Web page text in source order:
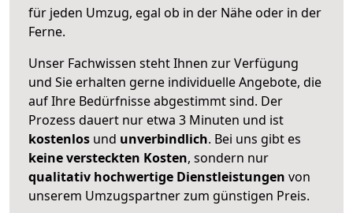
für jeden Umzug, egal ob in der Nähe oder in der
Ferne.
Unser Fachwissen steht Ihnen zur Verfügung
und Sie erhalten gerne individuelle Angebote, die
auf Ihre Bedürfnisse abgestimmt sind. Der
Prozess dauert nur etwa 3 Minuten und ist
kostenlos und unverbindlich. Bei uns gibt es
keine versteckten Kosten, sondern nur
qualitativ hochwertige Dienstleistungen von
unserem Umzugspartner zum günstigen Preis.